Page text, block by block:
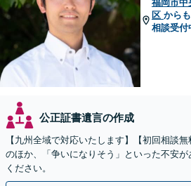
福岡市中
区 からも
相談受付
公正証書遺言の作成
【九州全域で対応いたします】【初回相談
のほか、「争いになりそう」といった不安
ください。